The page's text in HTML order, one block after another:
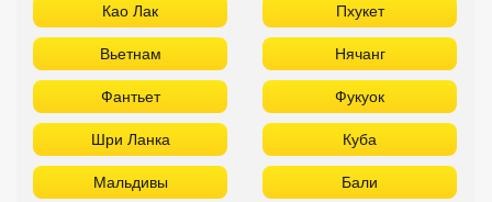
Као Лак Пхукет
Вьетнам Нячанг
Фантьет Фукуок
Шри Ланка Куба
Мальдивы Бали